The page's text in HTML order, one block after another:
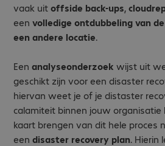
vaak uitoffside back-ups,
een volledige ontdubbeling van
een andere locatie.
Een analyseonderzoek wijst uit
geschikt zijn voor een disaster
hiervan weet je of je distaster
calamiteit binnen jouw organisatie
kaart brengen van dit hele proces
een disaster recovery plan. Hierin